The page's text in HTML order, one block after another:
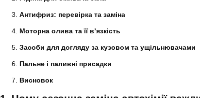
Антифриз: перевірка та заміна
Моторна олива та її в’язкість
Засоби для догляду за кузовом та ущільнювачами
Пальне і паливні присадки
Висновок